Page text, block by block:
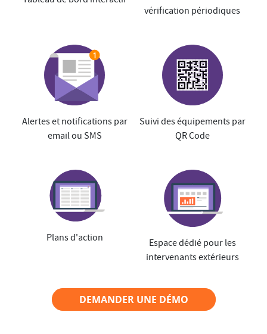
vérification périodiques
Alertes et notifications par
email ou SMS
Suivi des équipements par
QR Code
Plans d'action
Espace dédié pour les
intervenants extérieurs
DEMANDER UNE DÉMO